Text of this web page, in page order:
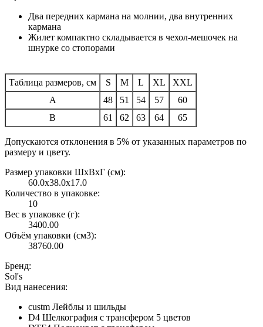
Два передних кармана на молнии, два внутренних
кармана
Жилет компактно складывается в чехол-мешочек на
шнурке со стопорами
Таблица размеров, см S M L XL
XXL
A
48 51 54 57
60
B
61 62 63 64 65
Допускаются отклонения в 5% от указанных параметров по
размеру и цвету.
Размер упаковки ШxВxГ (см):
60.0x38.0x17.0
Количество в упаковке:
10
Вес в упаковке (г):
3400.00
Объём упаковки (см3):
38760.00
Бренд:
Sol's
Вид нанесения:
custm Лейблы и шильды
D4 Шелкография с трансфером 5 цветов